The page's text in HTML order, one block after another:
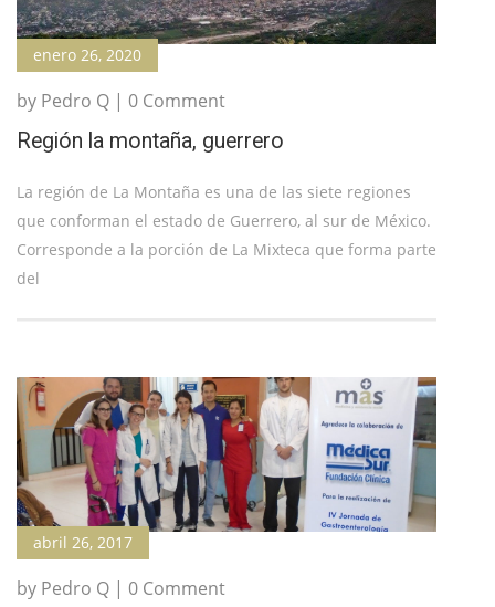
enero 26, 2020
by Pedro Q | 0 Comment
Región la montaña, guerrero
La región de La Montaña es una de las siete regiones
que conforman el estado de Guerrero, al sur de México.
Corresponde a la porción de La Mixteca que forma parte
del
abril 26, 2017
by Pedro Q | 0 Comment